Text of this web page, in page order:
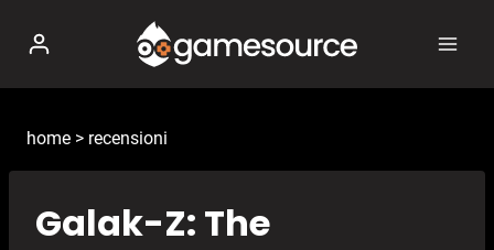
contenuto
home > recensioni
Galak-Z: The